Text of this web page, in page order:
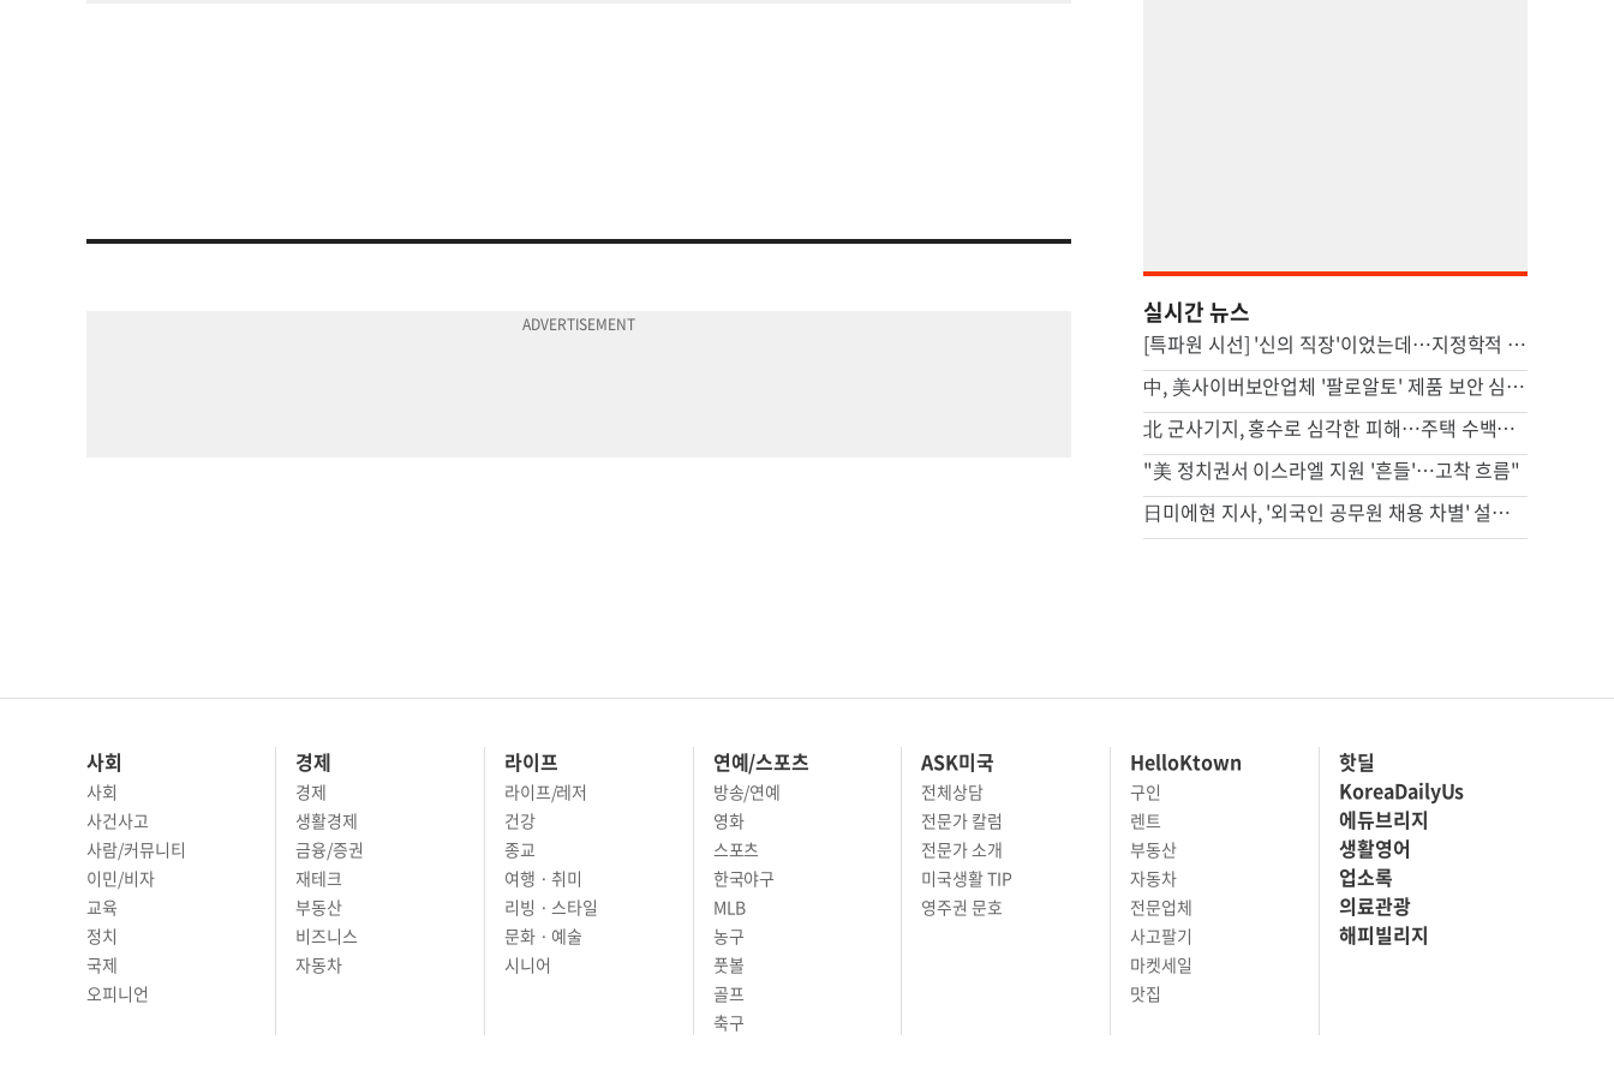
실시간 뉴스
[특파원 시선] '신의 직장'이었는데…지정학적 격변에 몸살앓는 EU집행위
中, 美사이버보안업체 '팔로알토' 제품 보안 심사 착수
北 군사기지, 홍수로 심각한 피해…주택 수백채 파괴
"美 정치권서 이스라엘 지원 '흔들'…고착 흐름"
日미에현 지사, '외국인 공무원 채용 차별' 설문 결과 공표 강행
사회
사회
사건사고
사람/커뮤니티
이민/비자
교육
정치
국제
오피니언
경제
경제
생활경제
금융/증권
재테크
부동산
비즈니스
자동차
라이프
라이프/레저
건강
종교
여행 · 취미
리빙 · 스타일
문화 · 예술
시니어
연예/스포츠
방송/연예
영화
스포츠
한국야구
MLB
농구
풋볼
골프
축구
ASK미국
전체상담
전문가 칼럼
전문가 소개
미국생활 TIP
영주권 문호
HelloKtown
구인
렌트
부동산
자동차
전문업체
사고팔기
마켓세일
맛집
핫딜
KoreaDailyUs
에듀브리지
생활영어
업소록
의료관광
해피빌리지